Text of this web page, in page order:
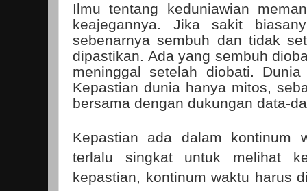
Ilmu tentang keduniawian
keajegannya. Jika sakit
sebenarnya sembuh dan tidak
dipastikan. Ada yang sembuh
meninggal setelah diobati.
Kepastian dunia hanya mitos,
bersama dengan dukungan data-
Kepastian ada dalam kontinum
terlalu singkat untuk melihat
kepastian, kontinum waktu harus